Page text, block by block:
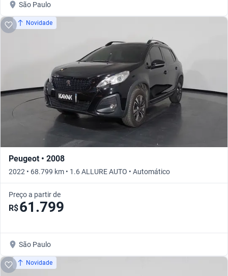
São Paulo
Novidade
Peugeot • 2008
2022 • 68.799 km • 1.6 ALLURE AUTO • Automático
Preço a partir de
R$61.799
São Paulo
Novidade